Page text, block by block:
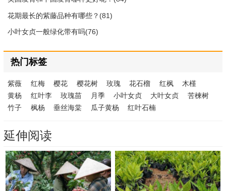
花期最长的紫藤品种有哪些？(81)
小叶女贞一般绿化带有吗(76)
热门标签
紫薇 红梅 樱花 樱花树 玫瑰 花石榴 红枫
木槿
黄杨
红叶李 玫瑰苗 月季 小叶女贞 大叶女贞
苦楝树
竹子
枫杨 垂丝海棠 瓜子黄杨 红叶石楠
延伸阅读